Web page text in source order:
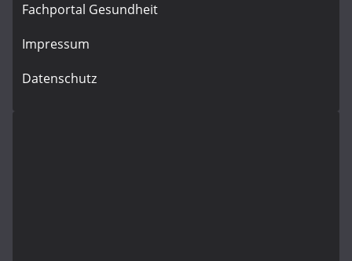
Fachportal Gesundheit
Impressum
Datenschutz